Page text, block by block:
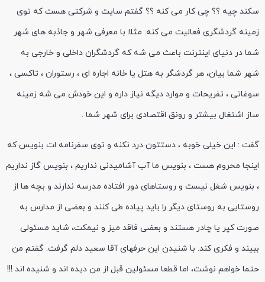
سکند چیه ؟؟ چی کار می کنه ؟؟ گفتم سایت و شرکتی هست که توی
زمینه گردشگری فعالیت می کنه. مثلا با معرفی شهر و جاذبه های شهر
شما در دنیای اینترنت باعث می شه که گردشگران داخلی و خارجی به
شهر شما بیان، هر گردشگر به هتل یا خانه اجاره ای ، رستوران ، تاکسی ،
سوغاتی ، تفریحات و موارد دیگه نیاز داره و این خودش می شه زمینه
ساز اشتغال بیشتر و رونق اقتصادی برای شهر شما .
گفت : این خیلی خوبه ، دستتون درد نکنه و توی سفرنامه ات بنویس که
اینجا محروم هست ، بنویس ما آب آشامیدنی نداریم ، بنویس گاز نداریم
، بنویس شغل نیست و روستاهای دور افتاده مدرسه ندارند و بچه ها از
روستایی به روستای دیگر را باید پیاده طی کنند و بعضی از مدارس به
صورت کپر یا چادر هستند و بعضی فاقد میز و نیمکت، شاید مسئولی
ببیند و فکری کند. با شنیدن این حرفهای آقا سعید دلم گرفت. گفتم من
حتما خواهم نوشت، اما قطعا مسئولین قبل از من دیده اند و شنیده اند !!!